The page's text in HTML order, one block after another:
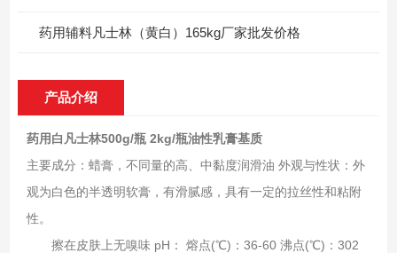
药用辅料凡士林（黄白）165kg厂家批发价格
产品介绍
药用白凡士林500g/瓶 2kg/瓶油性乳膏基质
主要成分：蜡膏，不同量的高、中黏度润滑油 外观与性状：外
观为白色的半透明软膏，有滑腻感，具有一定的拉丝性和粘附
性。
擦在皮肤上无嗅味 pH： 熔点(℃)：36-60 沸点(℃)：302